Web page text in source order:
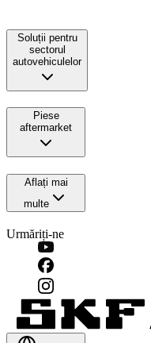
Soluții pentru
sectorul
autovehiculelor
Piese
aftermarket
Aflați mai
multe
Urmăriți-ne